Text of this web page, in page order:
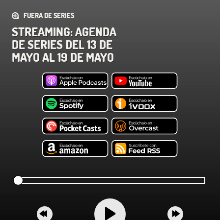
FUERA DE SERIES
STREAMING: AGENDA
DE SERIES DEL 13 DE
MAYO AL 19 DE MAYO